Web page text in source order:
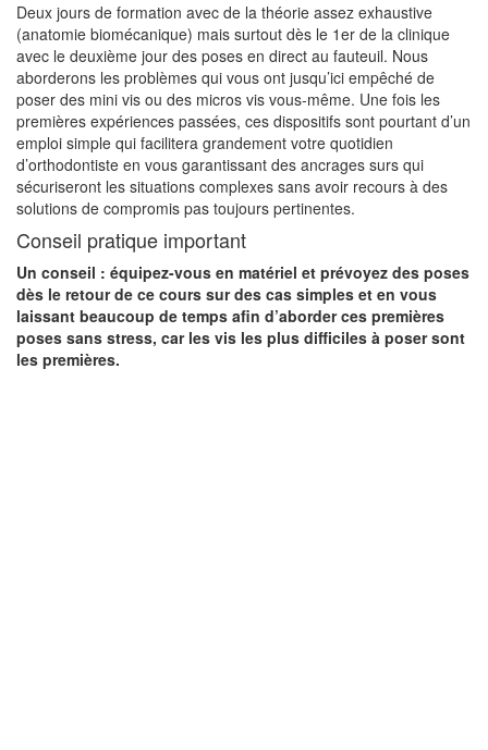
Deux jours de formation avec de la théorie assez exhaustive
(anatomie biomécanique) mais surtout dès le 1er de la clinique
avec le deuxième jour des poses en direct au fauteuil. Nous
aborderons les problèmes qui vous ont jusqu’ici empêché de
poser des mini vis ou des micros vis vous-même. Une fois les
premières expériences passées, ces dispositifs sont pourtant d’un
emploi simple qui facilitera grandement votre quotidien
d’orthodontiste en vous garantissant des ancrages surs qui
sécuriseront les situations complexes sans avoir recours à des
solutions de compromis pas toujours pertinentes.
Conseil pratique important
Un conseil : équipez-vous en matériel et prévoyez des poses
dès le retour de ce cours sur des cas simples et en vous
laissant beaucoup de temps afin d’aborder ces premières
poses sans stress, car les vis les plus difficiles à poser sont
les premières.